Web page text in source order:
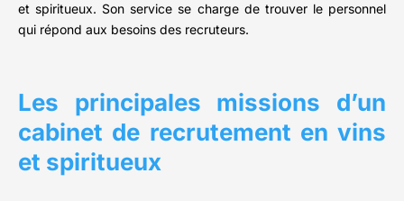
et spiritueux. Son service se charge de trouver le personnel
qui répond aux besoins des recruteurs.
Les principales missions d’un
cabinet de recrutement en vins
et spiritueux